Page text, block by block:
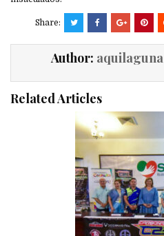
Share:
Author: aquilaguna
Related Articles